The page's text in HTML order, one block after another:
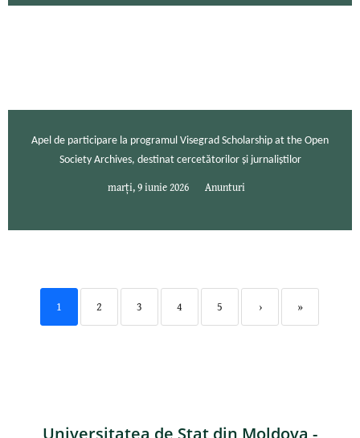
Apel de participare la programul Visegrad Scholarship at the Open
Society Archives, destinat cercetătorilor și jurnaliștilor
marți, 9 iunie 2026 Anunturi
1 2 3 4 5 › »
Universitatea de Stat din Moldova -